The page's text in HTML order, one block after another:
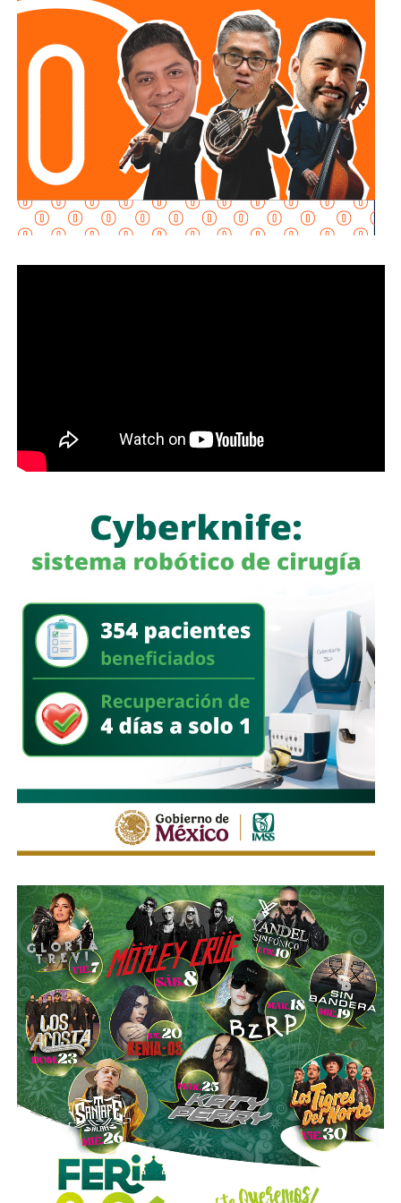
terminación emitida por la institución educativa deberá
detallar las actividades y competencias desempeñadas, la
cual tendrá validez oficial como comprobante de
experiencia profesional. autoridades competentes a emitir
certificaciones con validez oficial para fortalecer la
empleabilidad y contratación futura de las y los jóvenes.